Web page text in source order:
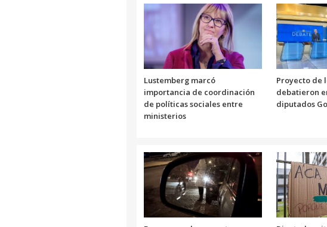
Lustemberg marcó
importancia de coordinación
de políticas sociales entre
ministerios
Proyecto de
debatieron
diputados